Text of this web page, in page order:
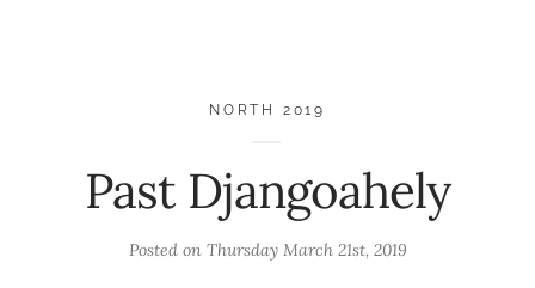
NORTH 2019
Past Djangoahely
Posted on Thursday March 21st, 2019